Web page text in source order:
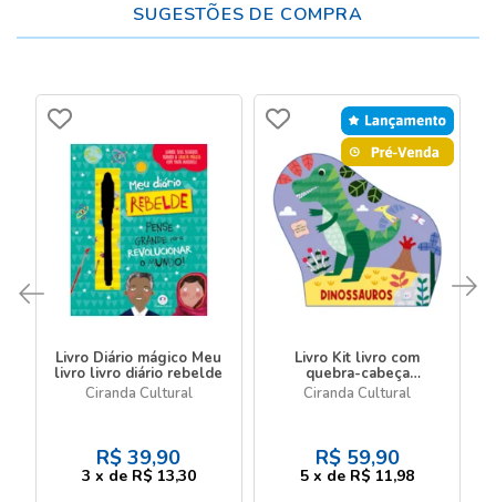
SUGESTÕES DE COMPRA
Livro Diário mágico Meu
livro livro diário rebelde
Ciranda Cultural
R$ 39,90
3 x de R$ 13,30
Livro Kit livro com
quebra-cabeça
Dinossauros - Livro com
quebra-cabeça
Ciranda Cultural
R$ 59,90
5 x de R$ 11,98